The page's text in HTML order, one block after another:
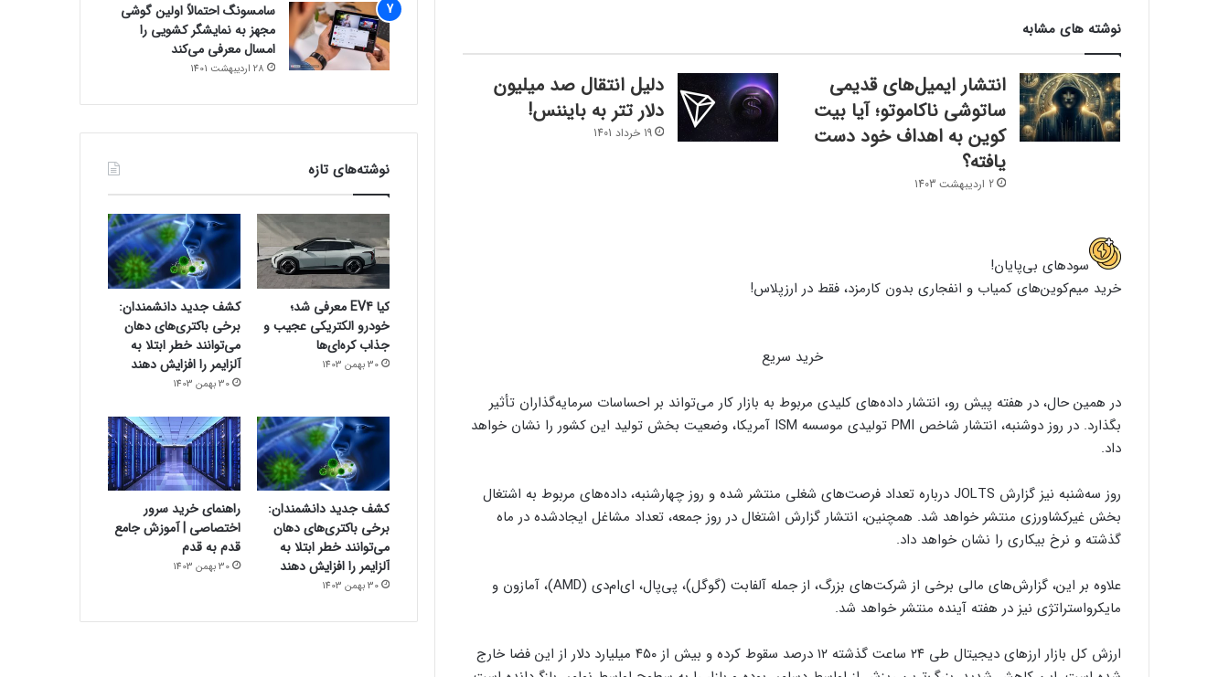
نوشته های مشابه
انتشار ایمیل‌های قدیمی
ساتوشی ناکاموتو؛ آیا بیت
کوین به اهداف خود دست
یافته؟
2 اردیبهشت 1403
دلیل انتقال صد میلیون
دلار تتر به بایننس!
19 خرداد 1401
سود‌های بی‌پایان!
خرید میم‌کوین‌های کمیاب و انفجاری بدون کارمزد، فقط در ارزپلاس!
خرید سریع
در همین حال، در هفته پیش رو، انتشار داده‌های کلیدی مربوط به بازار کار می‌تواند بر احساسات سرمایه‌گذاران تأثیر
بگذارد. در روز دوشنبه، انتشار شاخص PMI تولیدی موسسه ISM آمریکا، وضعیت بخش تولید این کشور را نشان خواهد
داد.
روز سه‌شنبه نیز گزارش JOLTS درباره تعداد فرصت‌های شغلی منتشر شده و روز چهارشنبه، داده‌های مربوط به اشتغال
بخش غیرکشاورزی منتشر خواهد شد. همچنین، انتشار گزارش اشتغال در روز جمعه، تعداد مشاغل ایجادشده در ماه
گذشته و نرخ بیکاری را نشان خواهد داد.
علاوه بر این، گزارش‌های مالی برخی از شرکت‌های بزرگ، از جمله آلفابت (گوگل)، پی‌پال، ای‌ام‌دی (AMD)، آمازون و
مایکرواستراتژی نیز در هفته آینده منتشر خواهد شد.
ارزش کل بازار ارزهای دیجیتال طی ۲۴ ساعت گذشته ۱۲ درصد سقوط کرده و بیش از ۴۵۰ میلیارد دلار از این فضا خارج
ارسال پیام هشداردهنده با سوزاندن اتریوم؛
کنترل مردم با چیپ‌های مغزی حقیقت دارد؟
سامسونگ احتمالاً اولین گوشی
مجهز به نمایشگر کشویی را
امسال معرفی می‌کند
28 اردیبهشت 1401
نوشته‌های تازه
کیا EV4 معرفی شد؛
خودرو الکتریکی عجیب و
جذاب کره‌ای‌ها
30 بهمن 1403
کشف جدید دانشمندان:
برخی باکتری‌های دهان
می‌توانند خطر ابتلا به
آلزایمر را افزایش دهند
30 بهمن 1403
کشف جدید دانشمندان:
برخی باکتری‌های دهان
می‌توانند خطر ابتلا به
آلزایمر را افزایش دهند
30 بهمن 1403
راهنمای خرید سرور
اختصاصی | آموزش جامع
قدم به قدم
30 بهمن 1403